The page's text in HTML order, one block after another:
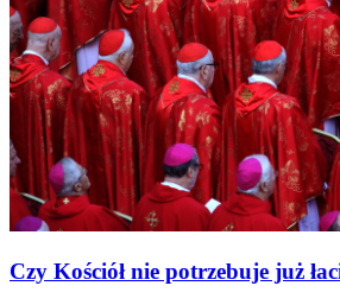
Czy Kościół nie potrzebuje już